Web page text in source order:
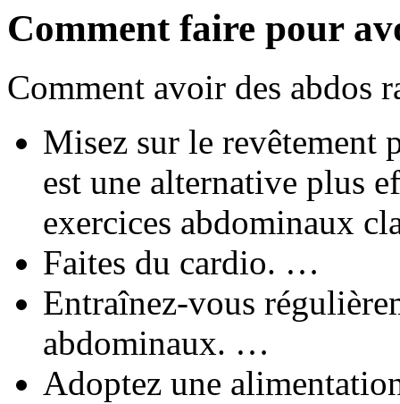
Comment faire pour
Comment avoir des abdos
Misez sur le revêtement
est une alternative plus
exercices abdominaux
Faites du cardio. …
Entraînez-vous
abdominaux. …
Adoptez une